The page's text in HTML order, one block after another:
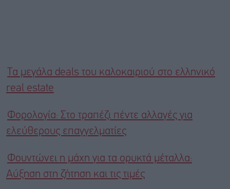
Τα μεγάλα deals του καλοκαιριού στο ελληνικό
real estate
Φορολογία: Στο τραπέζι πέντε αλλαγές για
ελεύθερους επαγγελματίες
Φουντώνει η μάχη για τα ορυκτά μέταλλα:
Αύξηση στη ζήτηση και τις τιμές